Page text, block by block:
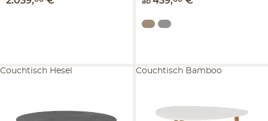
ab
Couchtisch Hesel Couchtisch Bamboo